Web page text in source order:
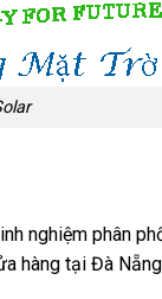
nghiệm phân
hàng tại Đà